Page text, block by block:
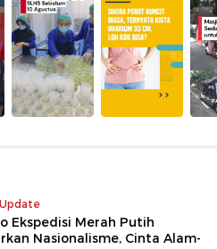
Ekspedisi Merah Putih
Nasionalisme, Cinta Alam-